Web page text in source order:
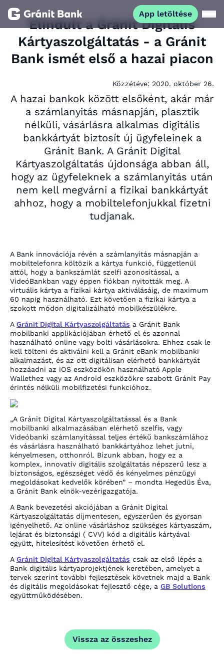
App letöltése
Magánszemélyeknek
Fiataloknak
Befektetőknek
Kapcsolat
Netbank App letöltése
Elindult a Gránit Digitális
Kártyaszolgáltatás - a Gránit
Bank ismét első a hazai piacon
Közzétéve: 2020. október 26.
A hazai bankok között elsőként, akár már
a számlanyitás másnapján, plasztik
nélküli, vásárlásra alkalmas digitális
bankkártyát biztosít új ügyfeleinek a
Gránit Bank. A Gránit Digital
Kártyaszolgáltatás újdonsága abban áll,
hogy az ügyfeleknek a számlanyitás után
nem kell megvárni a fizikai bankkártyát
ahhoz, hogy a mobiltelefonjukkal fizetni
tudjanak.
A Bank innovációja révén a számlanyitás másnapján a
mobiltelefonra költözik a kártya funkció, függetlenül
attól, hogy a bankszámlát szelfi azonosítással, a
VideóBankban vagy éppen fiókban nyitották meg. A
virtuális kártya a fizikai kártya aktiválásáig, de maximum
60 napig használható. Ezt követően a fizikai kártya a
szokott módon digitalizálható mobilkészülékre.
A Gránit Digital Kártyaszolgáltatás a Gránit Bank
mobilbanki applikációjában érhető el és azonnal
használható online vagy bolti vásárlásokra. Ehhez csak le
kell tölteni és aktiválni kell a Gránit eBank mobilbanki
alkalmazást, és az ott digitálisan elérhető bankkártyát
hozzáadni az iOS eszközökön használható Apple
Wallethez vagy az Android eszközökre szabott Gránit Pay
érintés nélküli mobilfizetési funkcióhoz.
„A Gránit Digital Kártyaszolgáltatással és a Bank
mobilbanki alkalmazásában elérhető szelfis, vagy
Videóbanki számlanyitással teljes értékű bankszámlához
és vásárlásra használható bankkártyához lehet jutni,
kényelmesen, otthonról. Bízunk abban, hogy ez a
komplex, innovatív digitális szolgáltatás népszerű lesz a
biztonságos, egészséget védő és kényelmes pénzügyi
megoldásokat kedvelők körében” – mondta Hegedüs Éva,
a Gránit Bank elnök-vezérigazgatója.
A Bank bevezetési akciójában a Gránit Digital
Kártyaszolgáltatás díjmentesen, egyszerűen és gyorsan
igényelhető. Az online vásárláshoz szükséges kártyaszám,
lejárat és biztonsági ( CVV) kód a digitális kártyával
együtt, hitelesítést követően érhető el.
A Gránit Digital Kártyaszolgáltatás csak az első lépés a
Bank digitális kártyaprojektjének keretében, amelyet a
tervek szerint további fejlesztések követnek majd a Bank
és digitális megoldásokat fejlesztő cége, a GB Solutions
együttműködésében.
Vissza az összeshez